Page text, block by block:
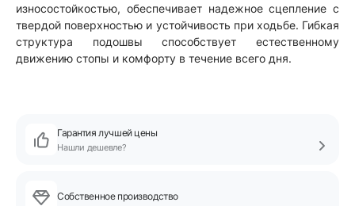
износостойкостью, обеспечивает надежное сцепление с
твердой поверхностью и устойчивость при ходьбе. Гибкая
структура подошвы способствует естественному
движению стопы и комфорту в течение всего дня.
Гарантия лучшей цены
Нашли дешевле?
Собственное производство